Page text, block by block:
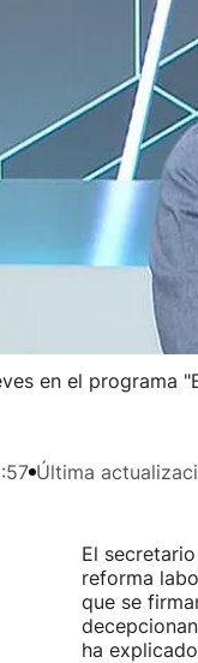
en el programa
Última
El
reforma
que se
ha